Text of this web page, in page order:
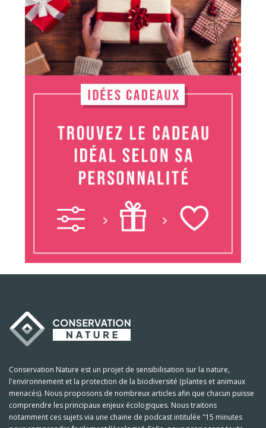
Conservation Nature est un projet de sensibilisation sur la nature,
l'environnement et la protection de la biodiversité (plantes et animaux
menacés). Nous proposons de nombreux articles afin que chacun puisse
comprendre les principaux enjeux écologiques. Nous traitons
notamment ces sujets via une chaine de podcast intitulée "15 minutes